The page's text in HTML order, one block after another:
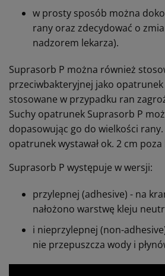
w prosty sposób można
rany oraz zdecydować o
nadzorem lekarza).
Suprasorb P można również
przeciwbakteryjnej jako
stosowane w przypadku ran
Suchy opatrunek Suprasorb P
dopasowując go do wielkości rany.
opatrunek wystawał ok. 2 cm
Suprasorb P występuje w wersji:
przylepnej (adhesive) - na
nałożono warstwę kleju
i nieprzylepnej (non-
nie przepuszcza wody i